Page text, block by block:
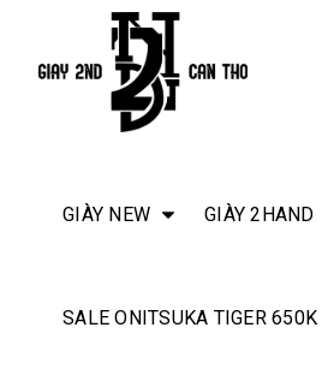
GIÀY NEW GIÀY 2HAND
SALE ONITSUKA TIGER 650K